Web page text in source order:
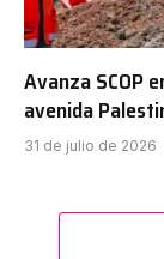
Avanza SCOP
avenida
31 de julio de 2026